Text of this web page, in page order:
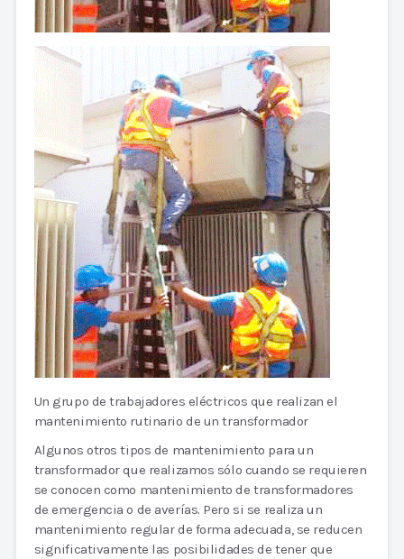
Un grupo de trabajadores eléctricos que realizan el
mantenimiento rutinario de un transformador
Algunos otros tipos de mantenimiento para un
transformador que realizamos sólo cuando se requieren
se conocen como mantenimiento de transformadores
de emergencia o de averías. Pero si se realiza un
mantenimiento regular de forma adecuada, se reducen
significativamente las posibilidades de tener que